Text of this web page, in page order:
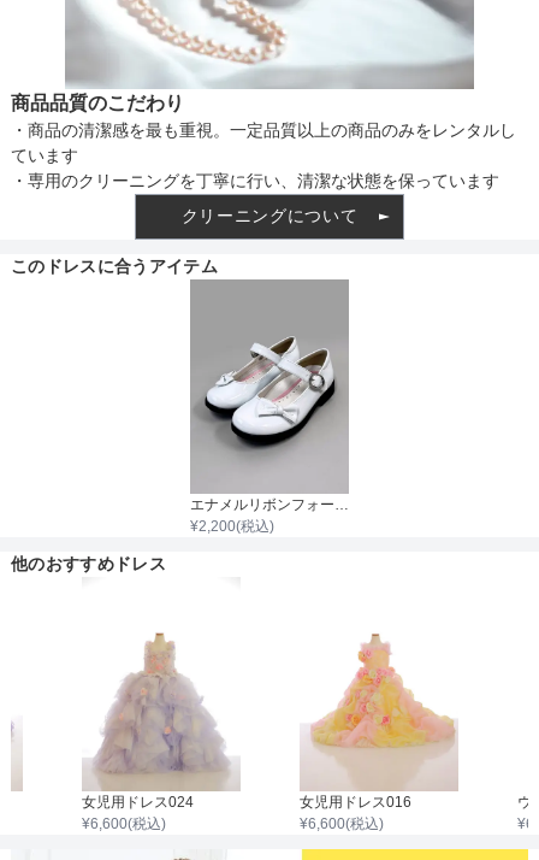
インナー
商品品質のこだわり
・商品の清潔感を最も重視。一定品質以上の商品のみをレンタルし
ています
・専用のクリーニングを丁寧に行い、清潔な状態を保っています
クリーニングについて
このドレスに合うアイテム
¥2,200(税込)
他のおすすめドレス
女児用ドレス024
¥6,600(税込)
女児用ドレス016
¥6,600(税込) ¥